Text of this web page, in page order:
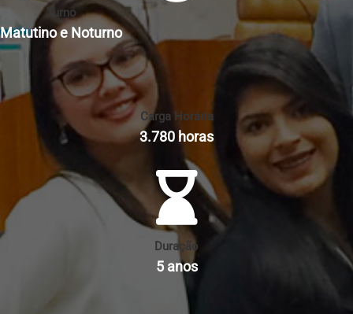
Turno
Matutino e Noturno
Carga Horária
3.780 horas
Duração
5 anos